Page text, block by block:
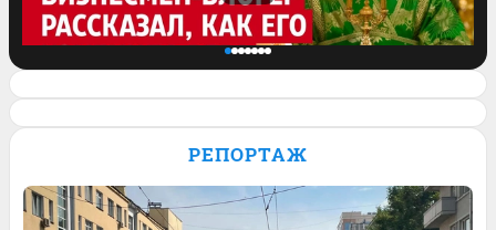
его изменила вера в Бога — видео
3 Обсудить
РЕПОРТАЖ